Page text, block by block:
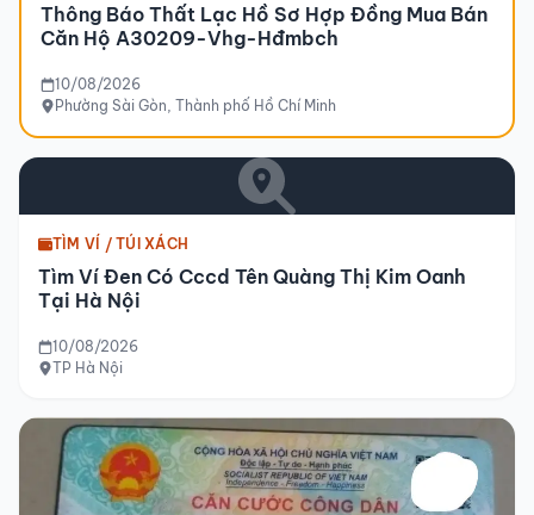
Thông Báo Thất Lạc Hồ Sơ Hợp Đồng Mua Bán
Căn Hộ A30209-Vhg-Hđmbch
10/08/2026
Phường Sài Gòn, Thành phố Hồ Chí Minh
TÌM VÍ / TÚI XÁCH
Tìm Ví Đen Có Cccd Tên Quàng Thị Kim Oanh
Tại Hà Nội
10/08/2026
TP Hà Nội